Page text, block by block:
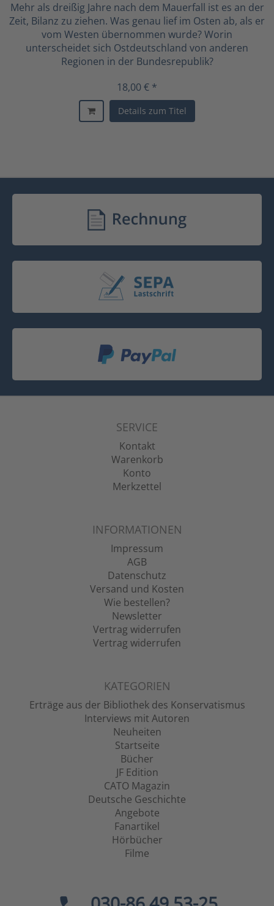
Mehr als dreißig Jahre nach dem Mauerfall ist es an der
Zeit, Bilanz zu ziehen. Was genau lief im Osten ab, als er
vom Westen übernommen wurde? Worin
unterscheidet sich Ostdeutschland von anderen
Regionen in der Bundesrepublik?
18,00 € *
Details zum Titel
SERVICE
Kontakt
Warenkorb
Konto
Merkzettel
INFORMATIONEN
Impressum
AGB
Datenschutz
Versand und Kosten
Wie bestellen?
Newsletter
Vertrag widerrufen
Vertrag widerrufen
KATEGORIEN
Erträge aus der Bibliothek des Konservatismus
Interviews mit Autoren
Neuheiten
Startseite
Bücher
JF Edition
CATO Magazin
Deutsche Geschichte
Angebote
Fanartikel
Hörbücher
Filme